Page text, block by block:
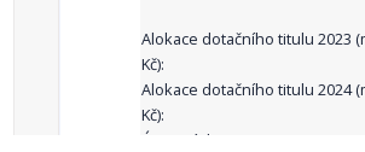
Alokace dotačního titulu 2023
Kč):
Alokace dotačního titulu 2024
Kč):
Územní dimenze ANO/NE: